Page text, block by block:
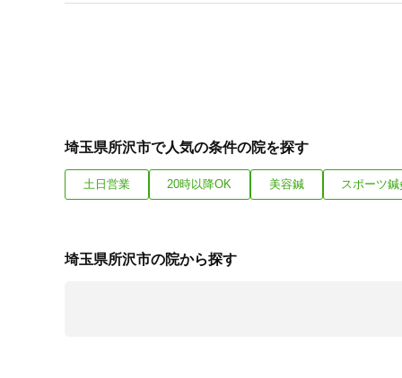
埼玉県所沢市で人気の条件の院を探す
土日営業 20時以降OK 美容鍼 スポーツ鍼
埼玉県所沢市の院から探す